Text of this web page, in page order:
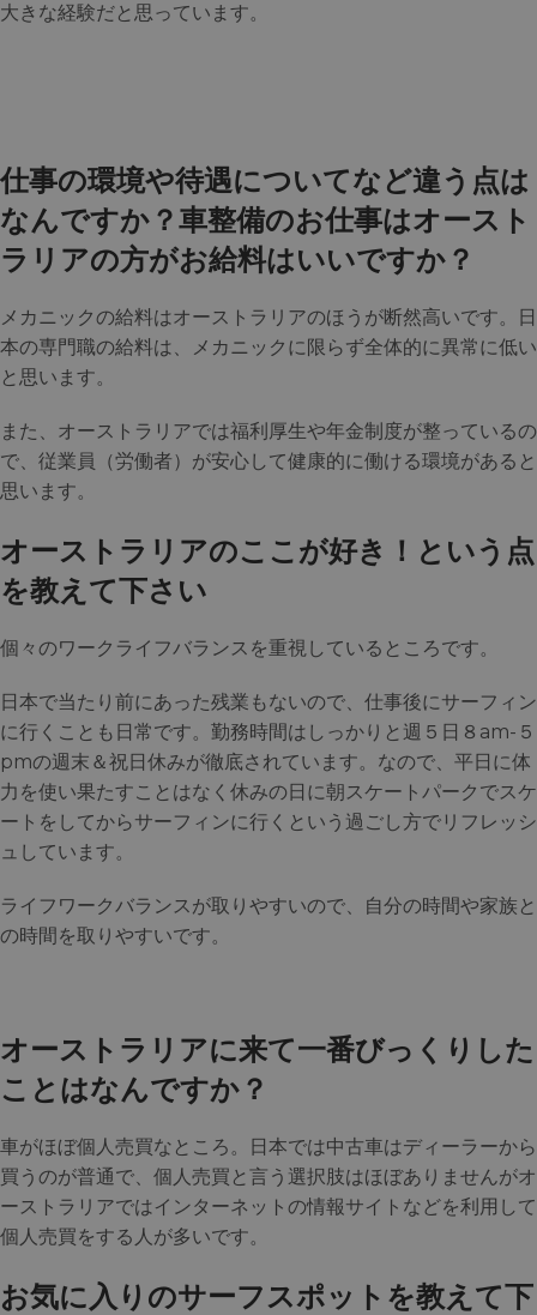
大きな経験だと思っています。
仕事の環境や待遇についてなど違う点は
なんですか？車整備のお仕事はオースト
ラリアの方がお給料はいいですか？
メカニックの給料はオーストラリアのほうが断然高いです。日
本の専門職の給料は、メカニックに限らず全体的に異常に低い
と思います。
また、オーストラリアでは福利厚生や年金制度が整っているの
で、従業員（労働者）が安心して健康的に働ける環境があると
思います。
オーストラリアのここが好き！という点
を教えて下さい
個々のワークライフバランスを重視しているところです。
日本で当たり前にあった残業もないので、仕事後にサーフィン
に行くことも日常です。勤務時間はしっかりと週５日８am-５
pmの週末＆祝日休みが徹底されています。なので、平日に体
力を使い果たすことはなく休みの日に朝スケートパークでスケ
ートをしてからサーフィンに行くという過ごし方でリフレッシ
ュしています。
ライフワークバランスが取りやすいので、自分の時間や家族と
の時間を取りやすいです。
オーストラリアに来て一番びっくりした
ことはなんですか？
車がほぼ個人売買なところ。日本では中古車はディーラーから
買うのが普通で、個人売買と言う選択肢はほぼありませんがオ
ーストラリアではインターネットの情報サイトなどを利用して
個人売買をする人が多いです。
お気に入りのサーフスポットを教えて下